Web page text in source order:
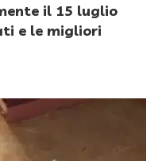
il 15 luglio
e le migliori